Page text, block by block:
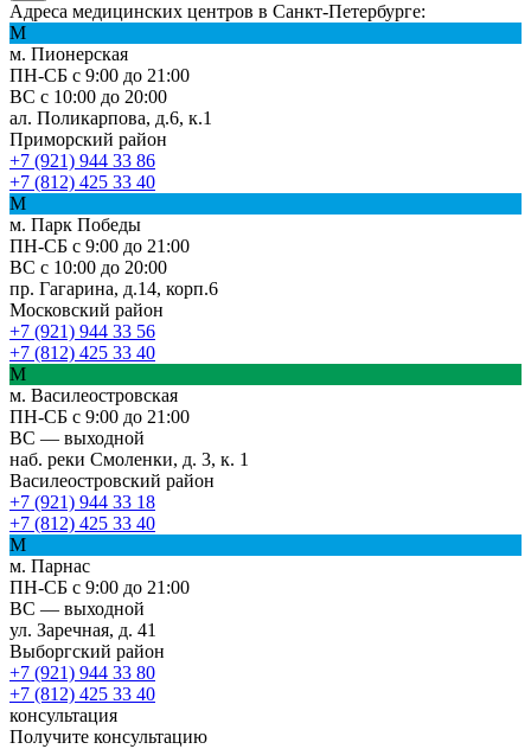
Адреса медицинских центров в Санкт-Петербурге:
М
м. Пионерская
ПН-СБ с 9:00 до 21:00
ВС с 10:00 до 20:00
ал. Поликарпова, д.6, к.1
Приморский район
+7 (921) 944 33 86
+7 (812) 425 33 40
М
м. Парк Победы
ПН-СБ с 9:00 до 21:00
ВС с 10:00 до 20:00
пр. Гагарина, д.14, корп.6
Московский район
+7 (921) 944 33 56
+7 (812) 425 33 40
М
м. Василеостровская
ПН-СБ с 9:00 до 21:00
ВС — выходной
наб. реки Смоленки, д. 3, к. 1
Василеостровский район
+7 (921) 944 33 18
+7 (812) 425 33 40
М
м. Парнас
ПН-СБ с 9:00 до 21:00
ВС — выходной
ул. Заречная, д. 41
Выборгский район
+7 (921) 944 33 80
+7 (812) 425 33 40
консультация
Получите консультацию